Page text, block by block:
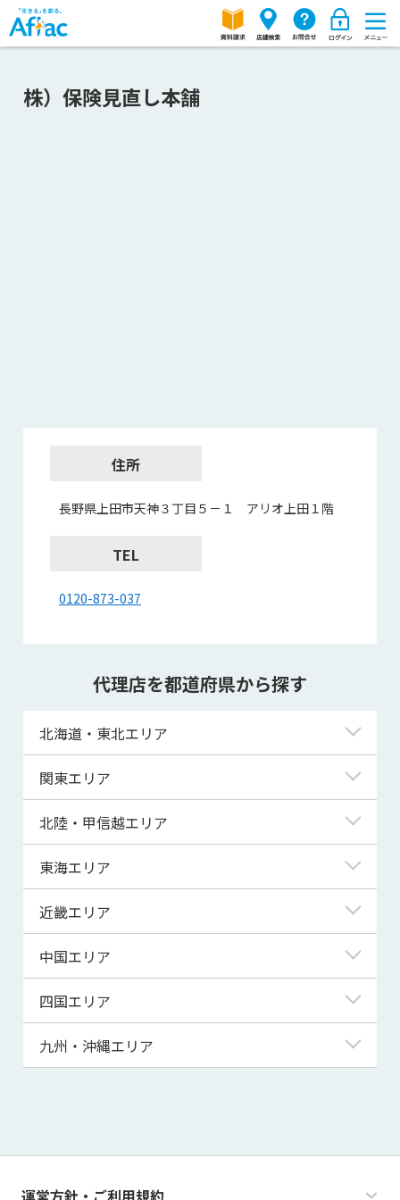
株）保険見直し本舗
住所
長野県上田市天神３丁目５－１ アリオ上田１階
TEL
0120-873-037
代理店を都道府県から探す
北海道・東北エリア
北海道
青森県
宮城県
秋田県
山形県
関東エリア
東京都
神奈川県
埼玉県
千葉県
茨城県
群馬県
北陸・甲信越エリア
新潟県
富山県
福井県
山梨県
長野県
東海エリア
岐阜県
静岡県
三重県
近畿エリア
滋賀県
京都府
大阪府
兵庫県
和歌山県
中国エリア
鳥取県
島根県
山口県
四国エリア
徳島県
高知県
九州・沖縄エリア
運営方針・ご利用規約